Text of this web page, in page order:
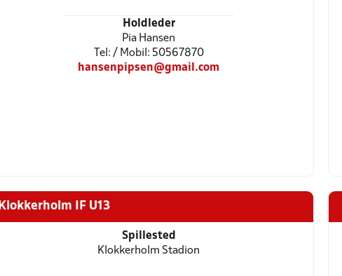
Holdleder
Pia Hansen
Tel: / Mobil: 50567870
hansenpipsen@gmail.com
Klokkerholm IF U13
Spillested
Klokkerholm Stadion